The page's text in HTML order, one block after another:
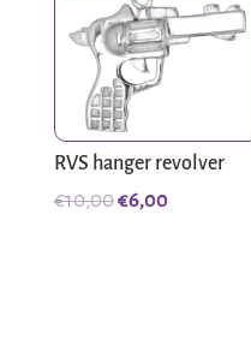
RVS hanger revolver
€10,00Oorspronkelijke
€6,00Huidige